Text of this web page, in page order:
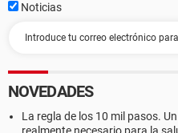
Noticias
NOVEDADES
La regla de los 10 mil pasos.